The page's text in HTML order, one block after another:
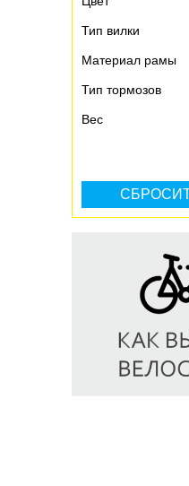
Тип вилки
Материал рамы
Тип тормозов
Вес